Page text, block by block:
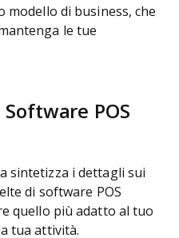
modello di business, che
le tue
POS
sintetizza i dettagli sui
di software POS
quello più adatto al tuo
tua attività.